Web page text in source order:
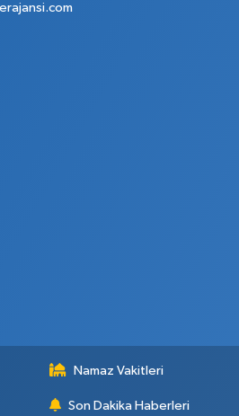
Namaz Vakitleri
Son Dakika Haberleri